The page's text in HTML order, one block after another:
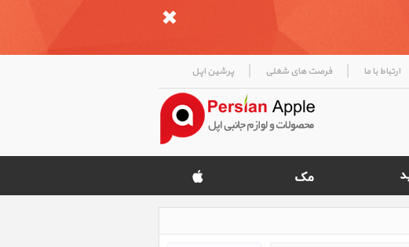
ارتباط با ما | فرصت های شغلی | پرشین اپل